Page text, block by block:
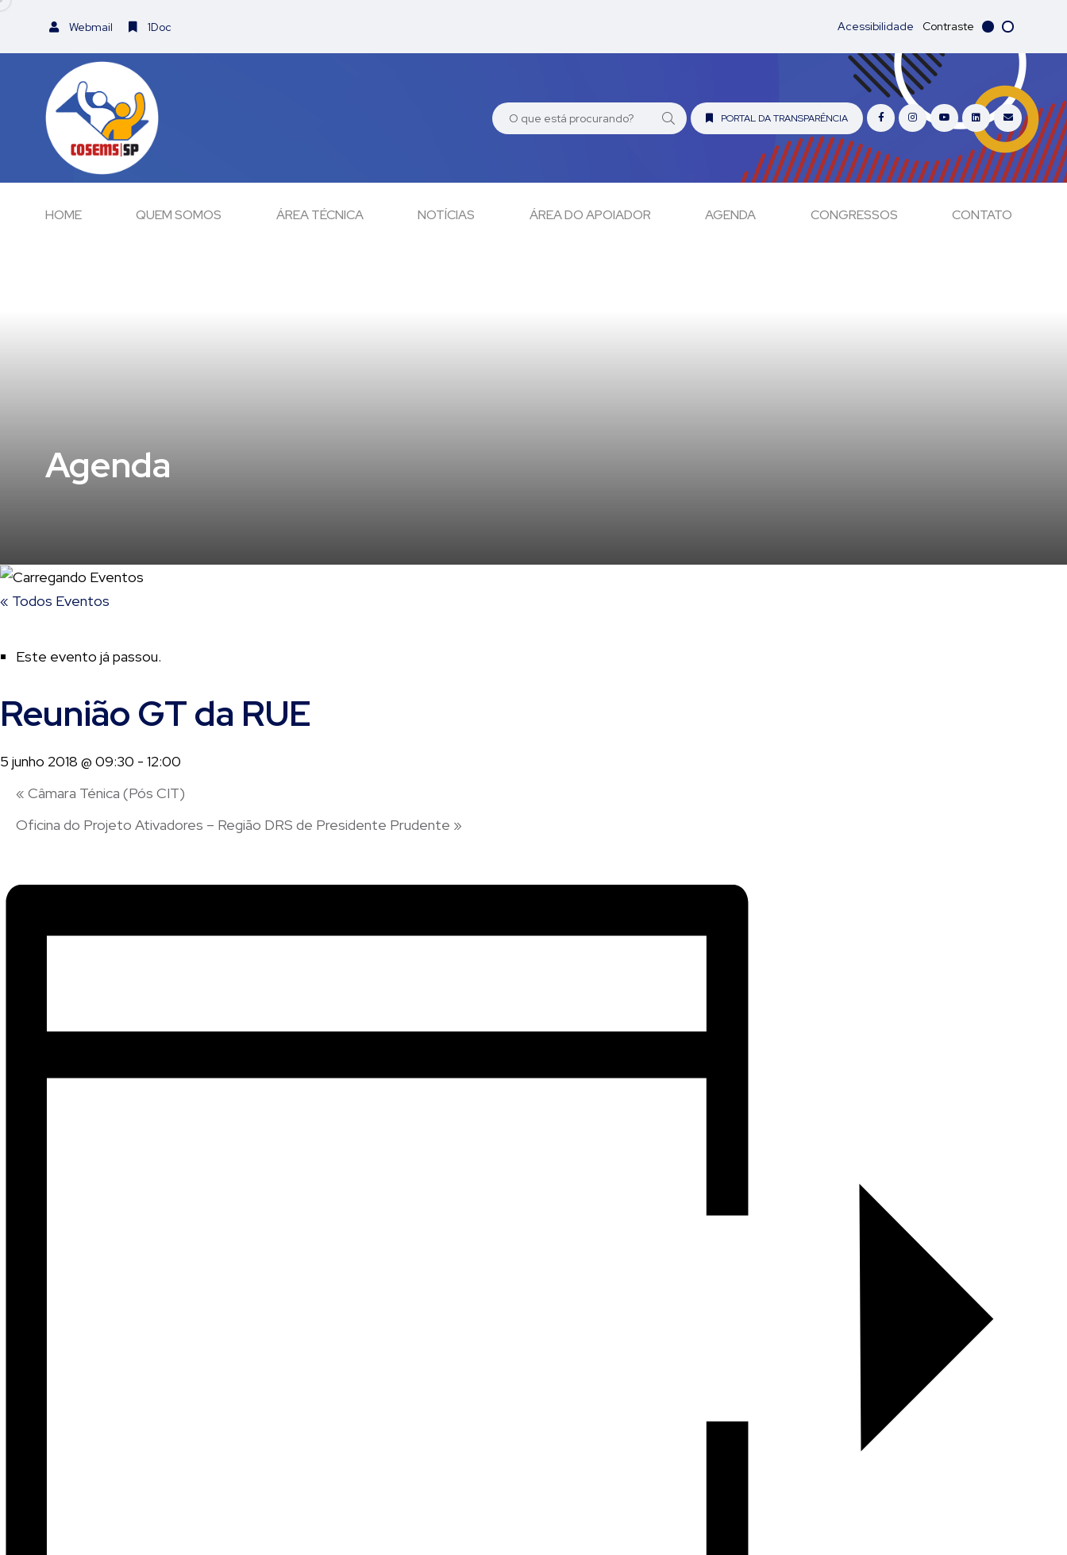
Webmail 1Doc Acessibilidade Contraste
PORTAL DA TRANSPARÊNCIA
HOME QUEM SOMOS ÁREA TÉCNICA NOTÍCIAS ÁREA DO APOIADOR AGENDA CONGRESSOS CONTATO
Agenda
« Todos Eventos
Este evento já passou.
Reunião GT da RUE
5 junho 2018 @ 09:30 - 12:00
« Câmara Ténica (Pós CIT)
Oficina do Projeto Ativadores – Região DRS de Presidente Prudente »